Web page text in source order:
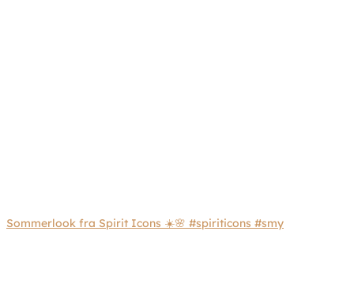
Sommerlook fra Spirit Icons ☀️🌸 #spiriticons #smy